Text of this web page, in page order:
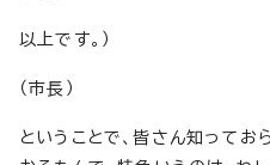
以上です。）
（市長）
ということで、皆さん知ってお